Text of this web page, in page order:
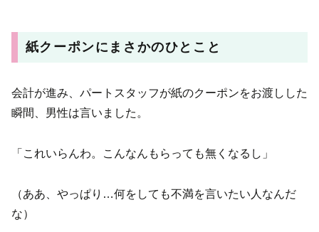
紙クーポンにまさかのひとこと
会計が進み、パートスタッフが紙のクーポンをお渡しした
瞬間、男性は言いました。
「これいらんわ。こんなんもらっても無くなるし」
（ああ、やっぱり…何をしても不満を言いたい人なんだ
な）